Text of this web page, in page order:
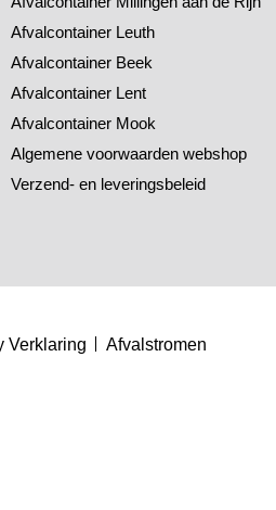
Afvalcontainer Leuth
Afvalcontainer Beek
Afvalcontainer Lent
Afvalcontainer Mook
Algemene voorwaarden webshop
Verzend- en leveringsbeleid
Verklaring
Afvalstromen